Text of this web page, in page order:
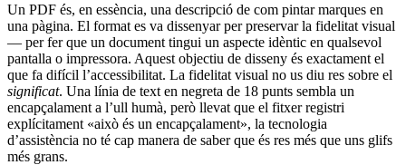
Un PDF és, en essència, una descripció de com pintar marques en
una pàgina. El format es va dissenyar per preservar la fidelitat visual
— per fer que un document tingui un aspecte idèntic en qualsevol
pantalla o impressora. Aquest objectiu de disseny és exactament el
que fa difícil l’accessibilitat. La fidelitat visual no us diu res sobre el
significat. Una línia de text en negreta de 18 punts sembla un
encapçalament a l’ull humà, però llevat que el fitxer registri
explícitament «això és un encapçalament», la tecnologia
d’assistència no té cap manera de saber que és res més que uns glifs
més grans.